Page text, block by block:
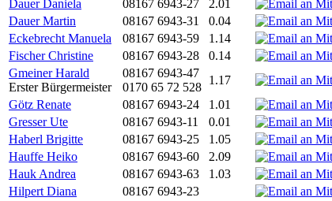
Dauer Daniela
08167 6943-27 2.01
Dauer Martin
08167 6943-31 0.04
Eckebrecht Manuela
08167 6943-59 1.14
Fischer Christine
08167 6943-28 0.14
Gmeiner Harald
Erster Bürgermeister
08167 6943-47
0170 65 72 528
1.17
Götz Renate
08167 6943-24 1.01
Gresser Ute
08167 6943-11 0.01
Haberl Brigitte
08167 6943-25 1.05
Hauffe Heiko
08167 6943-60 2.09
Hauk Andrea
08167 6943-63 1.03
Hilpert Diana
08167 6943-23